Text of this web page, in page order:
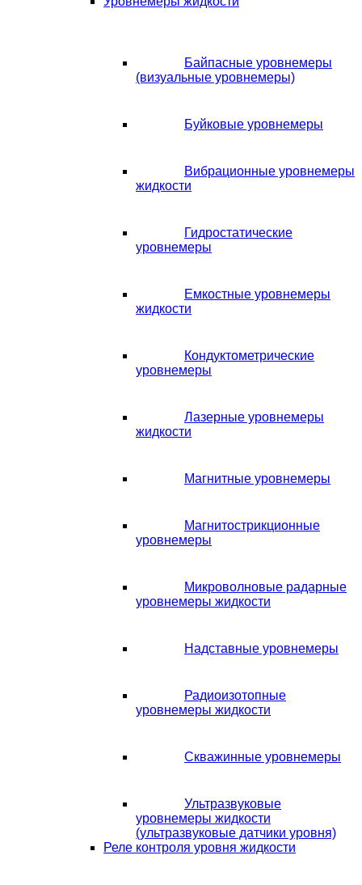
Байпасные уровнемеры
(визуальные уровнемеры)
Буйковые уровнемеры
Вибрационные уровнемеры
жидкости
Гидростатические
уровнемеры
Емкостные уровнемеры
жидкости
Кондуктометрические
уровнемеры
Лазерные уровнемеры
жидкости
Магнитные уровнемеры
Магнитострикционные
уровнемеры
Микроволновые радарные
уровнемеры жидкости
Надставные уровнемеры
Радиоизотопные
уровнемеры жидкости
Скважинные уровнемеры
Ультразвуковые
уровнемеры жидкости
(ультразвуковые датчики уровня)
Реле контроля уровня жидкости